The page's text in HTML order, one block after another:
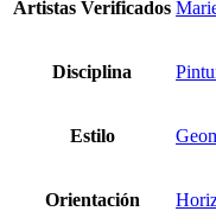
Artistas Verificados
Disciplina
Estilo
Orientación